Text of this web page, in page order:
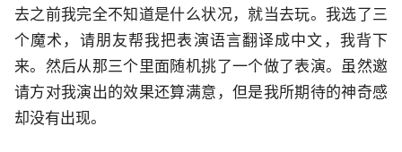
去之前我完全不知道是什么状况，就当去玩。我选了三
个魔术，请朋友帮我把表演语言翻译成中文，我背下
来。然后从那三个里面随机挑了一个做了表演。虽然邀
请方对我演出的效果还算满意，但是我所期待的神奇感
却没有出现。